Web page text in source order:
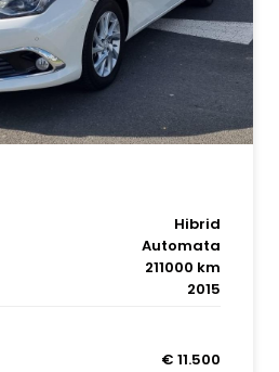
Hibrid
Automata
211000 km
2015
€ 11.500